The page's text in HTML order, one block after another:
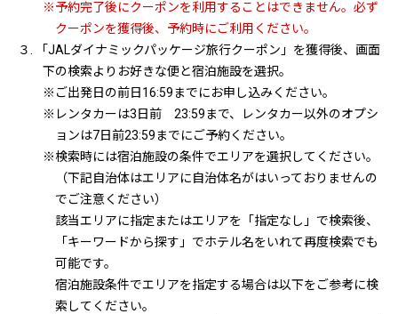
※予約完了後にクーポンを利用することはできません。必ず
クーポンを獲得後、予約時にご利用ください。
３. 「JALダイナミックパッケージ旅行クーポン」を獲得後、画面
下の検索よりお好きな便と宿泊施設を選択。
※ご出発日の前日16:59までにお申し込みください。
※レンタカーは3日前 23:59まで、レンタカー以外のオプシ
ョンは7日前23:59までにご予約ください。
※検索時には宿泊施設の条件でエリアを選択してください。
（下記自治体はエリアに自治体名がはいっておりませんの
でご注意ください）
該当エリアに指定またはエリアを「指定なし」で検索後、
「キーワードから探す」でホテル名をいれて再度検索でも
可能です。
宿泊施設条件でエリアを指定する場合は以下をご参考に検
索してください。